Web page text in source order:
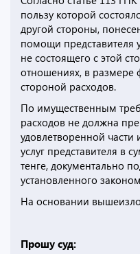
пользу которой
другой стороны,
помощи представителя
не состоящего с этой
отношениях, в размере
стороной расходов.
По имущественным
расходов не должна
удовлетворенной части
услуг представителя в
тенге, документально
установленного
На основании
Прошу суд: